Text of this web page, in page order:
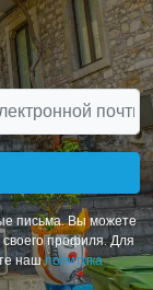
письма. Вы можете
своего профиля. Для
нашполитика